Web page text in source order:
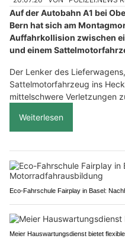
Auf der Autobahn A1 bei
Bern hat sich am
Auffahrkollision zwischen
und einem
Der Lenker des
Sattelmotorfahrzeug ins
mittelschwere Verletzungen
Weiterlesen
Eco-Fahrschule Fairplay in Basel:
Meier Hauswartungsdienst bietet